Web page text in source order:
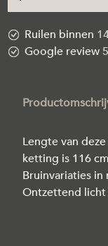
Ruilen binnen
Google review
Lengte van
ketting is 116
Bruinvariaties in
Ontzettend licht